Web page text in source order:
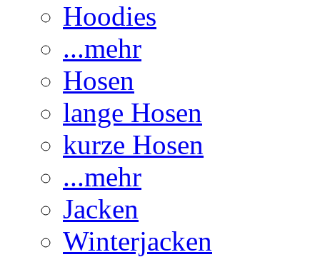
Hoodies
...mehr
Hosen
lange Hosen
kurze Hosen
...mehr
Jacken
Winterjacken